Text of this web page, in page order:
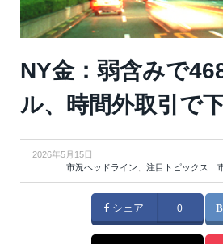
NY金：弱含みで
ル、時間外取引で
2026年5月15日
市況ヘッドライン、 注目トピックス
シェア 0